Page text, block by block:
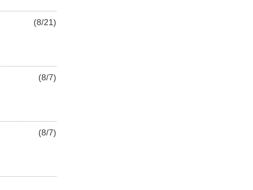
(8/21)
(8/7)
(8/7)